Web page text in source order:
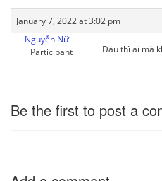
January 7, 2022 at 3:02 pm
Nguyễn Nữ
Participant
Đau thì ai mà
Be the first to post a